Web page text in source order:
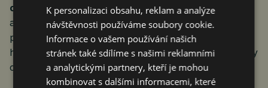
chrání cestovatele už na cestě z bydliště
a při přejíždění mezi různými místy konání akce. Pro
plnou platnost storna je ideální sjednat připojištění
hned v den uzavření rezervační smlouvy nebo úhrady
cesty.
K personalizaci obsahu, reklam a analýze
návštěvnosti používáme soubory cookie.
Informace o vašem používání našich
stránek také sdílíme s našimi reklamními
a analytickými partnery, kteří je mohou
kombinovat s dalšími informacemi, které